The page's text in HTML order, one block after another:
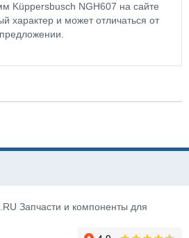
Küppersbusch NGH607 на сайте
характер и может отличаться от
Запчасти и компоненты для